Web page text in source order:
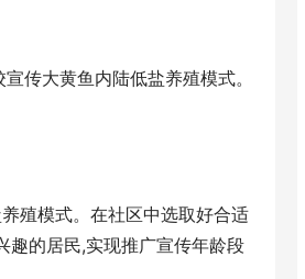
传大黄鱼内陆低盐养殖模式。
殖模式。在社区中选取好合适
趣的居民,实现推广宣传年龄段